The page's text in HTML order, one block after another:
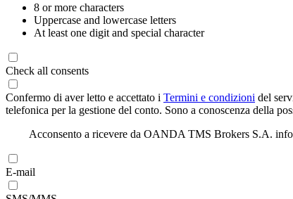
8 or more characters
Uppercase and lowercase letters
At least one digit and special character
Check all consents
Confermo di aver letto e accettato i Termini e condizioni del
telefonica per la gestione del conto. Sono a conoscenza della
Acconsento a ricevere da OANDA TMS Brokers S.A.
E-mail